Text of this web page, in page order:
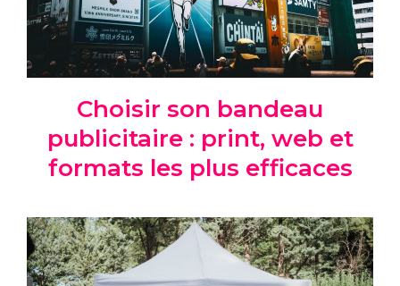
Choisir son bandeau
publicitaire : print, web et
formats les plus efficaces